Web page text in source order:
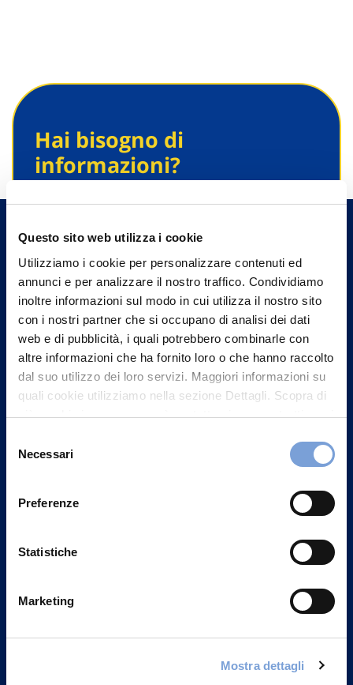
Questo sito web utilizza i cookie
Utilizziamo i cookie per personalizzare contenuti ed
annunci e per analizzare il nostro traffico. Condividiamo
inoltre informazioni sul modo in cui utilizza il nostro sito
con i nostri partner che si occupano di analisi dei dati
web e di pubblicità, i quali potrebbero combinarle con
altre informazioni che ha fornito loro o che hanno raccolto
dal suo utilizzo dei loro servizi. Maggiori informazioni su
quali cookie utilizziamo nella sezione Dettagli. Scopra di
più su chi siamo, come può contattarci e come trattiamo i
può trovare nel footer del sito nella sezione "Informativa
delNecessari
Preferenze
Statistiche
Marketing
Mostra dettagli
Hai bisogno di
informazioni?
un nostro Agente.
Vittoria Assicurazioni S.p.A.
Part. IVA 01329510158
FAQ